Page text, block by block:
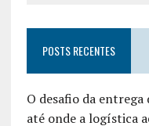
POSTS RECENTES
O desafio da
até onde a logística